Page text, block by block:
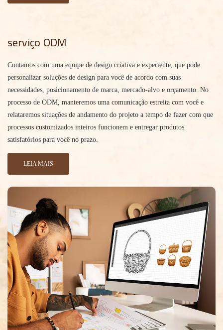
serviço ODM
Contamos com uma equipe de design criativa e experiente, que pode
personalizar soluções de design para você de acordo com suas
necessidades, posicionamento de marca, mercado-alvo e orçamento. No
processo de ODM, manteremos uma comunicação estreita com você e
relataremos situações de andamento do projeto a tempo de fazer com que
processos customizados inteiros funcionem e entregar produtos
satisfatórios para você no prazo.
LEIA MAIS